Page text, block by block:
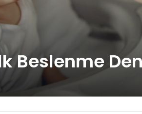
Beslenme